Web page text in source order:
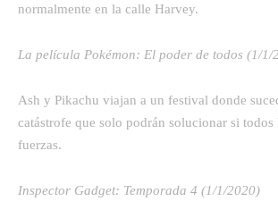
normalmente en la calle Harvey.
La película Pokémon: El poder de todos (1/1/
Ash y Pikachu viajan a un festival donde
catástrofe que solo podrán solucionar si todos
fuerzas.
Inspector Gadget: Temporada 4 (1/1/2020)